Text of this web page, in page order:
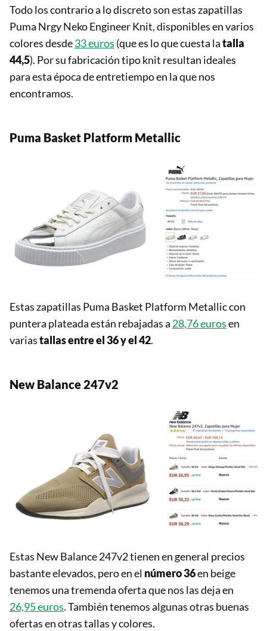
Todo los contrario a lo discreto son estas zapatillas
Puma Nrgy Neko Engineer Knit, disponibles en varios
colores desde33 euros (que es lo que cuesta latalla
44,5). Por su fabricación tipo knit resultan ideales
para esta época de entretiempo en la que nos
encontramos.
Puma Basket Platform Metallic
Estas zapatillas Puma Basket Platform Metallic con
puntera plateada están rebajadas a 28,76 eurosen
variastallas entre el 36 y el 42.
New Balance 247v2
Estas New Balance 247v2 tienen en general precios
bastante elevados, pero en el número 36en beige
tenemos una tremenda oferta que nos las deja en
26,95 euros. También tenemos algunas otras buenas
ofertas en otras tallas y colores.